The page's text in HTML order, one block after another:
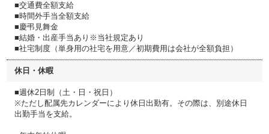
■交通費全額支給
■時間外手当全額支給
■慶弔見舞金
■結婚・出産手当あり※当社規定あり
■社宅制度（単身用の社宅を用意／初期費用は会社が全額負担）
休日・休暇
■週休2日制（土・日・祝日）
※ただし配属先カレンダーにより休日出勤有。その際は、別途休日
出勤手当を支給。